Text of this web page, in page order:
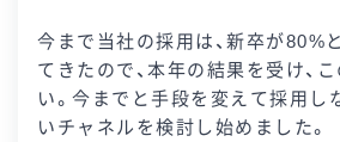
今まで当社の採用は、新卒が80%
てきたので、本年の結果を受け、
い。今までと手段を変えて採用し
いチャネルを検討し始めました。